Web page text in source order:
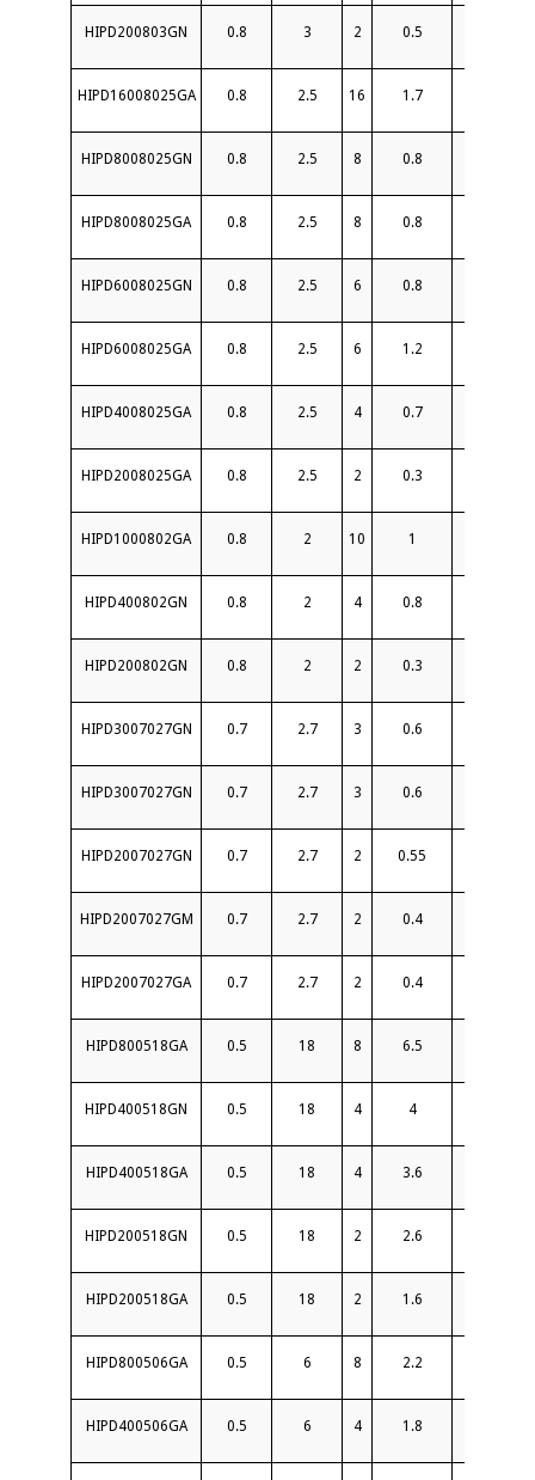
HIPD200803GN 0.8 3 2 0.5
HIPD16008025GA 0.8 2.5 16 1.7
HIPD8008025GN 0.8 2.5 8 0.8
HIPD8008025GA 0.8 2.5 8 0.8
HIPD6008025GN 0.8 2.5 6 0.8
HIPD6008025GA 0.8 2.5 6 1.2
HIPD4008025GA 0.8 2.5 4 0.7
HIPD2008025GA 0.8 2.5 2 0.3
HIPD1000802GA 0.8 2 10 1
HIPD400802GN 0.8 2 4 0.8
HIPD200802GN 0.8 2 2 0.3
HIPD3007027GN 0.7 2.7 3 0.6
HIPD3007027GN 0.7 2.7 3 0.6
HIPD2007027GN 0.7 2.7 2 0.55
HIPD2007027GM 0.7 2.7 2 0.4
HIPD2007027GA 0.7 2.7 2 0.4
HIPD800518GA 0.5 18 8 6.5
HIPD400518GN 0.5 18 4 4
HIPD400518GA 0.5 18 4 3.6
HIPD200518GN 0.5 18 2 2.6
HIPD200518GA 0.5 18 2 1.6
HIPD800506GA 0.5 6 8 2.2
HIPD400506GA 0.5 6 4 1.8